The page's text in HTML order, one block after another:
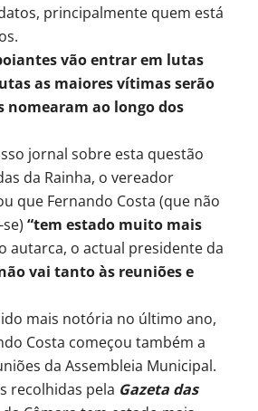
principalmente quem está
vão entrar em lutas
as maiores vítimas serão
nomearam ao longo dos
jornal sobre esta questão
da Rainha, o vereador
que Fernando Costa (que não
“tem estado muito mais
autarca, o actual presidente da
vai tanto às reuniões e
mais notória no último ano,
Costa começou também a
da Assembleia Municipal.
recolhidas pela Gazeta das